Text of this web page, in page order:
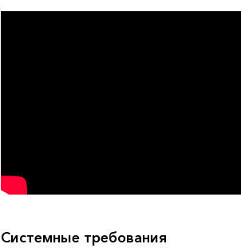
Системные требования